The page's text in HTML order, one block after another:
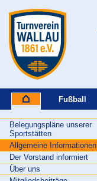
Fußball
Belegungspläne unserer
Sportstätten
Allgemeine Informationen
Der Vorstand informiert
Über uns